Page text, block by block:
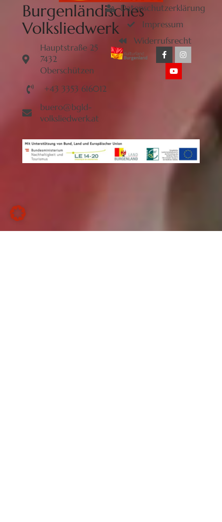
Burgenländisches
Volksliedwerk
Hauptstraße 25
7432
Oberschützen
+43 3353 616012
buero@bgld-
volksliedwerk.at
Datenschutzerklärung
Impressum
Widerrufsrecht